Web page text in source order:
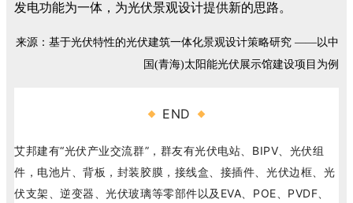
发电功能为一体，为光伏景观设计提供新的思路。
来源：基于光伏特性的光伏建筑一体化景观设计策略研究 ——以中
国(青海)太阳能光伏展示馆建设项目为例
END
艾邦建有“光伏产业交流群”，群友有光伏电站、BIPV、光伏组
件，电池片、背板，封装胶膜，接线盒、接插件、光伏边框、光
伏支架、逆变器、光伏玻璃等零部件以及EVA、POE、PVDF、